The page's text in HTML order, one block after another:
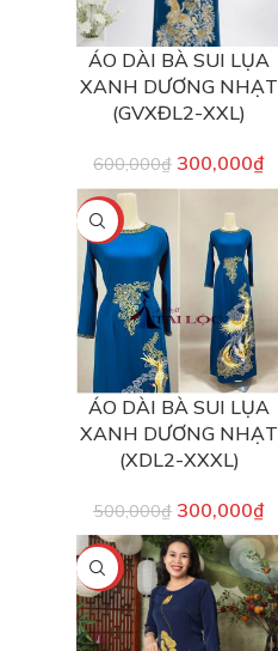
ÁO DÀI BÀ SUI LỤA
XANH DƯƠNG NHẠT
(GVXĐL2-XXL)
600,000₫ 300,000₫
-40%
ÁO DÀI BÀ SUI LỤA
XANH DƯƠNG NHẠT
(XDL2-XXXL)
500,000₫ 300,000₫
-25%